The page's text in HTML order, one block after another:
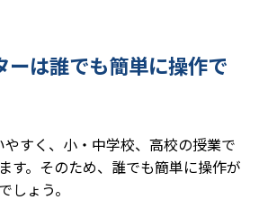
ーは誰でも簡単に操作で
すく、小・中学校、高校の授業で
す。そのため、誰でも簡単に操作が
しょう。